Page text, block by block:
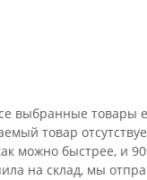
выбранные товары
товар
можно быстрее, и
на склад, мы